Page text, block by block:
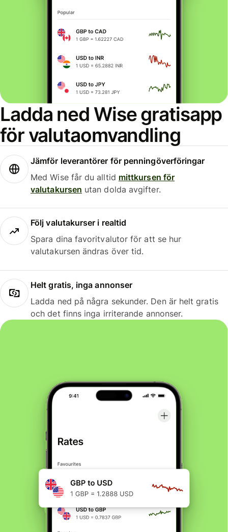
Ladda ned Wise gratisapp
för valutaomvandling
Jämför leverantörer för penningöverföringar
Med Wise får du alltid mittkursen för
valutakursen utan dolda avgifter.
Följ valutakurser i realtid
Spara dina favoritvalutor för att se hur
valutakursen ändras över tid.
Helt gratis, inga annonser
Ladda ned på några sekunder. Den är helt gratis
och det finns inga irriterande annonser.